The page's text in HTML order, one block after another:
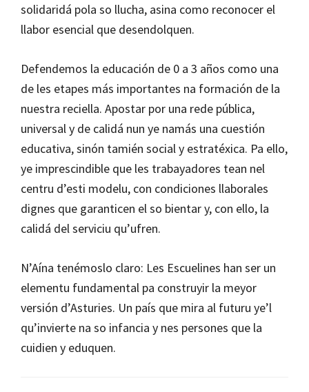
solidaridá pola so llucha, asina como reconocer el
llabor esencial que desendolquen.
Defendemos la educación de 0 a 3 años como una
de les etapes más importantes na formación de la
nuestra reciella. Apostar por una rede pública,
universal y de calidá nun ye namás una cuestión
educativa, sinón tamién social y estratéxica. Pa ello,
ye imprescindible que les trabayadores tean nel
centru d’esti modelu, con condiciones llaborales
dignes que garanticen el so bientar y, con ello, la
calidá del serviciu qu’ufren.
N’Aína tenémoslo claro: Les Escuelines han ser un
elementu fundamental pa construyir la meyor
versión d’Asturies. Un país que mira al futuru ye’l
qu’invierte na so infancia y nes persones que la
cuidien y eduquen.